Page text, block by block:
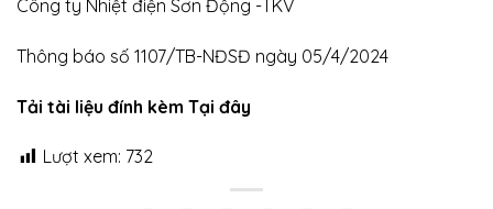
Công ty Nhiệt điện Sơn Động -TKV
Thông báo số 1107/TB-NĐSĐ ngày 05/4/2024
Tải tài liệu đính kèm Tại đây
Lượt xem: 732